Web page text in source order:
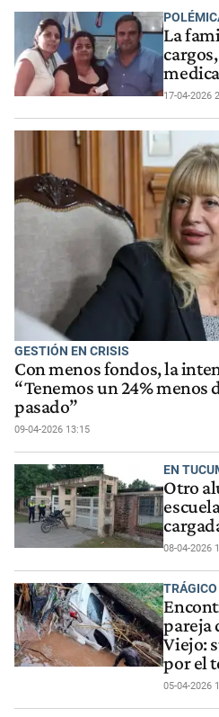
La
17-04-2026
GESTIÓN EN CRISIS
Con menos fondos, la
“Tenemos un 24% menos
pasado”
09-04-2026 13:15
EN
Otro
08-04-2026
pareja
Viejo:
por el
05-04-2026